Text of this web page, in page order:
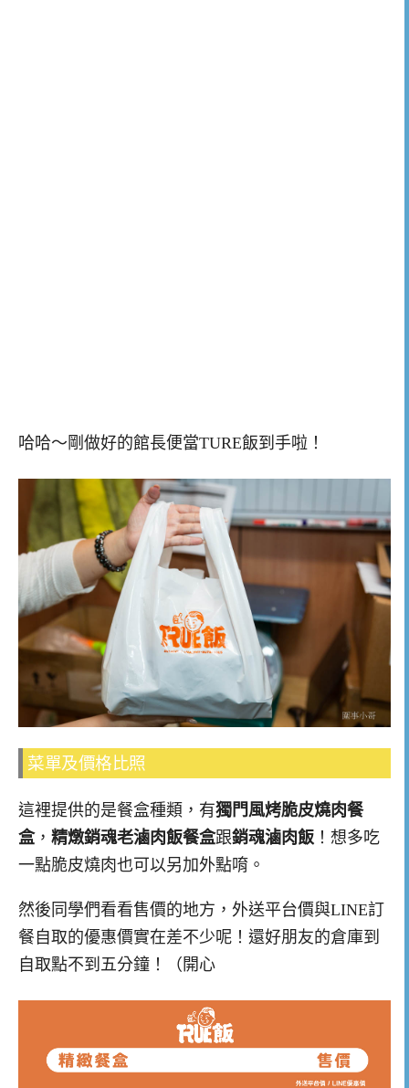
哈哈～剛做好的館長便當TURE飯到手啦！
菜單及價格比照
這裡提供的是餐盒種類，有獨門風烤脆皮燒肉餐
盒， 精燉銷魂老滷肉飯餐盒跟銷魂滷肉飯 ！想多吃
一點脆皮燒肉也可以另加外點唷。
然後同學們看看售價的地方，外送平台價與LINE訂
餐自取的優惠價實在差不少呢！還好朋友的倉庫到
自取點不到五分鐘！（開心